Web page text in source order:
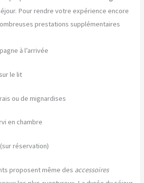
Pour rendre votre expérience encore
prestations supplémentaires
à l’arrivée
le lit
ou de mignardises
en chambre
réservation)
proposent même des accessoires